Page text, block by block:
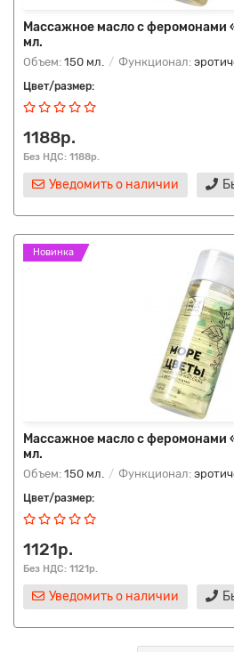
Массажное масло с феромонами
мл.
Объем: 150 мл. Функционал:
Цвет/размер:
1188р.
Без НДС: 1188р.
Уведомить о наличии
Новинка
Массажное масло с феромонами
мл.
Объем: 150 мл. Функционал:
Цвет/размер:
1121р.
Без НДС: 1121р.
Уведомить о наличии